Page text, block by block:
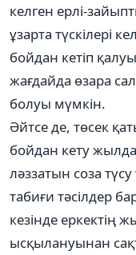
келген ерлі-
ұзарта түскілері
бойдан кетіп
жағдайда өзара
болуы мүмкін.
Әйтсе де, төсек
бойдан кету
ләззатын соза
табиғи тәсілдер
кезінде еркектің
ысқылануынан